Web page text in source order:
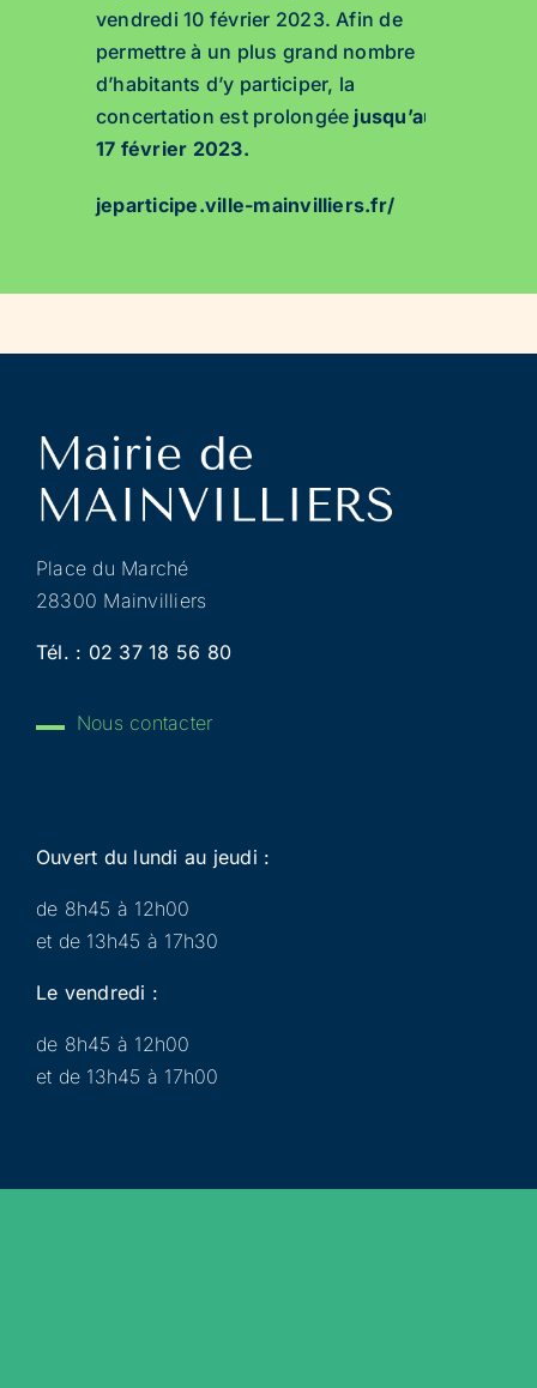
vendredi 10 février 2023. Afin de
permettre à un plus grand nombre
d’habitants d’y participer, la
concertation est prolongée jusqu’au
17 février 2023.
jeparticipe.ville-mainvilliers.fr/
Place du Marché
28300 Mainvilliers
Tél. : 02 37 18 56 80
Nous contacter
Ouvert du lundi au jeudi :
de 8h45 à 12h00
et de 13h45 à 17h30
Le vendredi :
de 8h45 à 12h00
et de 13h45 à 17h00